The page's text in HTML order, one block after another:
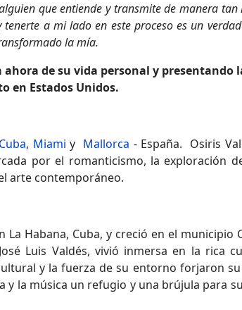
que entiende y transmite de manera
a mi lado en este proceso es un
la mía.
de su vida personal y
en Estados Unidos.
Cuba, Miami y Mallorca - España. Osiris
por el romanticismo, la exploración
arte contemporáneo.
La Habana, Cuba, y creció en el
Luis Valdés, vivió inmersa en la rica
y la fuerza de su entorno forjaron
y la música un refugio y una brújula para